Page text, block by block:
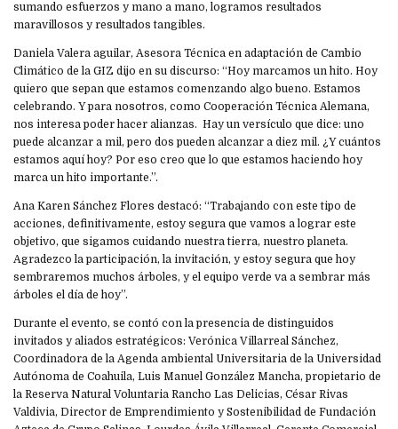
sumando esfuerzos y mano a mano, logramos resultados
maravillosos y resultados tangibles.
Daniela Valera aguilar, Asesora Técnica en adaptación de Cambio
Climático de la GIZ dijo en su discurso: “Hoy marcamos un hito. Hoy
quiero que sepan que estamos comenzando algo bueno. Estamos
celebrando. Y para nosotros, como Cooperación Técnica Alemana,
nos interesa poder hacer alianzas. Hay un versículo que dice: uno
puede alcanzar a mil, pero dos pueden alcanzar a diez mil. ¿Y cuántos
estamos aquí hoy? Por eso creo que lo que estamos haciendo hoy
marca un hito importante.”.
Ana Karen Sánchez Flores destacó: “Trabajando con este tipo de
acciones, definitivamente, estoy segura que vamos a lograr este
objetivo, que sigamos cuidando nuestra tierra, nuestro planeta.
Agradezco la participación, la invitación, y estoy segura que hoy
sembraremos muchos árboles, y el equipo verde va a sembrar más
árboles el día de hoy”.
Durante el evento, se contó con la presencia de distinguidos
invitados y aliados estratégicos: Verónica Villarreal Sánchez,
Coordinadora de la Agenda ambiental Universitaria de la Universidad
Autónoma de Coahuila, Luis Manuel González Mancha, propietario de
la Reserva Natural Voluntaria Rancho Las Delicias, César Rivas
Valdivia, Director de Emprendimiento y Sostenibilidad de Fundación